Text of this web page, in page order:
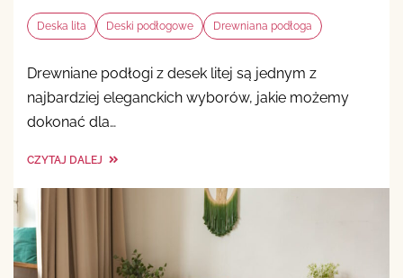
Deska lita Deski podłogowe Drewniana podłoga
Drewniane podłogi z desek litej są jednym z
najbardziej eleganckich wyborów, jakie możemy
dokonać dla…
CZYTAJ DALEJ